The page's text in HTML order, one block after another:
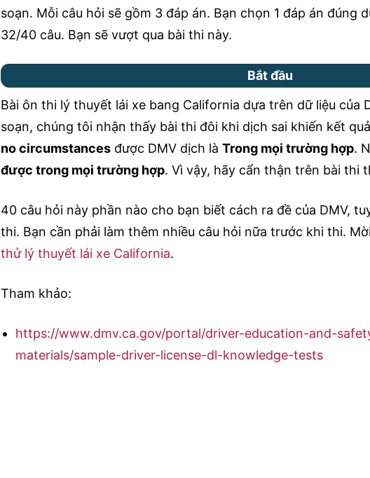
soạn. Mỗi câu hỏi sẽ gồm 3 đáp án. Bạn chọn 1 đáp án đúng
32/40 câu. Bạn sẽ vượt qua bài thi này.
Bài ôn thi lý thuyết lái xe bang California dựa trên dữ liệu của
soạn, chúng tôi nhận thấy bài thi đôi khi dịch sai khiến kết
no circumstances được DMV dịch là Trong mọi trường hợp.
được trong mọi trường hợp. Vì vậy, hãy cẩn thận trên bài thi
40 câu hỏi này phần nào cho bạn biết cách ra đề của DMV,
thi. Bạn cần phải làm thêm nhiều câu hỏi nữa trước khi thi.
thử lý thuyết lái xe California.
Tham khảo:
https://www.dmv.ca.gov/portal/driver-education-and-
materials/sample-driver-license-dl-knowledge-tests